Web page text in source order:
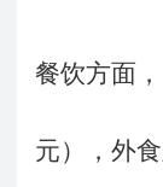
餐饮方面
元），外